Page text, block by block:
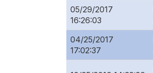
05/29/2017
16:26:03
04/25/2017
17:02:37